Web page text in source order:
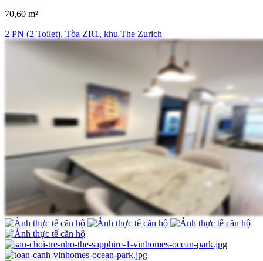
70,60 m²
2 PN (2 Toilet), Tòa ZR1, khu The Zurich